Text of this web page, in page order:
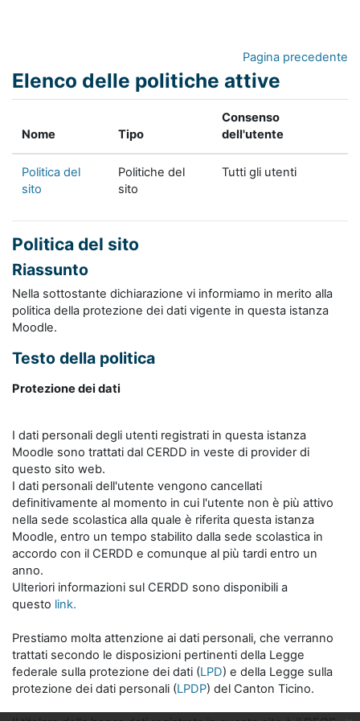
Pagina precedente
Elenco delle politiche attive
Nome Tipo
Consenso
dell'utente
Politica del
sito
Politiche del
sito
Tutti gli utenti
Politica del sito
Riassunto
Nella sottostante dichiarazione vi informiamo in merito alla
politica della protezione dei dati vigente in questa istanza
Moodle.
Testo della politica
Protezione dei dati
I dati personali degli utenti registrati in questa istanza
Moodle sono trattati dal CERDD in veste di provider di
questo sito web.
I dati personali dell'utente vengono cancellati
definitivamente al momento in cui l'utente non è più attivo
nella sede scolastica alla quale è riferita questa istanza
Moodle, entro un tempo stabilito dalla sede scolastica in
accordo con il CERDD e comunque al più tardi entro un
anno.
Ulteriori informazioni sul CERDD sono disponibili a
questo link.
Prestiamo molta attenzione ai dati personali, che verranno
trattati secondo le disposizioni pertinenti della Legge
federale sulla protezione dei dati (LPD) e della Legge sulla
protezione dei dati personali (LPDP) del Canton Ticino.